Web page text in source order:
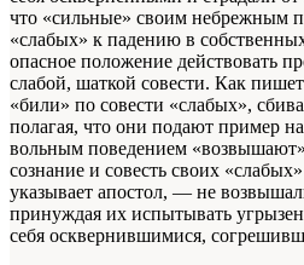
что «сильные» своим небрежным
«слабых» к падению в
опасное положение действовать
слабой, шаткой совести. Как
«били» по совести «слабых»,
полагая, что они подают пример
вольным поведением
сознание и совесть своих
указывает апостол, — не
принуждая их испытывать
себя осквернившимися,